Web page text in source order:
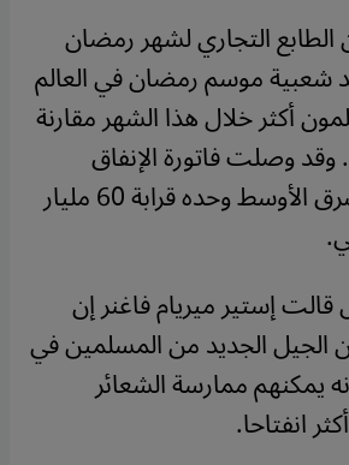
الطابع التجاري لشهر رمضان
شعبية موسم رمضان في العالم
أكثر خلال هذا الشهر مقارنة
وقد وصلت فاتورة الإنفاق
الرمضانية في الشرق الأوسط وحده قرابة 60 مليار
إستير ميريام فاغنر إن
الجيل الجديد من المسلمين في
يمكنهم ممارسة الشعائر
انفتاحا.